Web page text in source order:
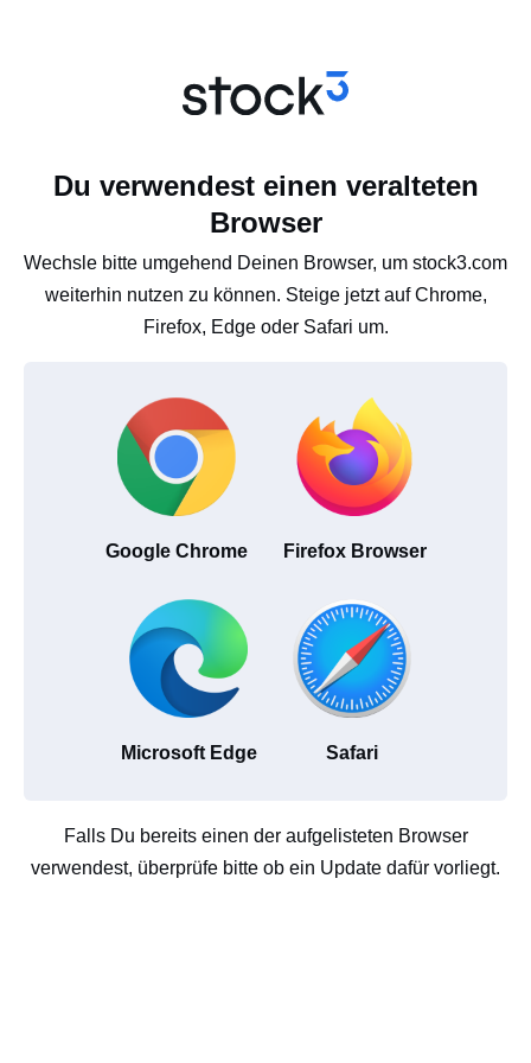
Du verwendest einen veralteten
Browser
Wechsle bitte umgehend Deinen Browser, um stock3.com
weiterhin nutzen zu können. Steige jetzt auf Chrome,
Firefox, Edge oder Safari um.
Google Chrome Firefox Browser
Microsoft Edge Safari
Falls Du bereits einen der aufgelisteten Browser
verwendest, überprüfe bitte ob ein Update dafür vorliegt.